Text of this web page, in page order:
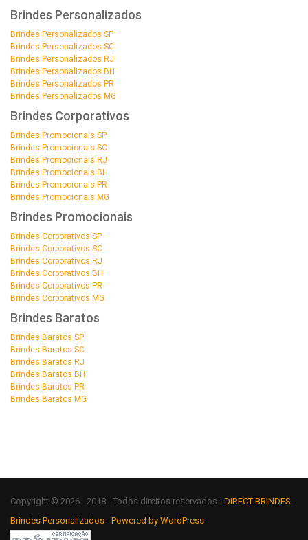
Brindes Personalizados
Brindes Personalizados SP
Brindes Personalizados SC
Brindes Personalizados RJ
Brindes Personalizados BH
Brindes Personalizados PR
Brindes Personalizados MG
Brindes Corporativos
Brindes Promocionais SP
Brindes Promocionais SC
Brindes Promocionais RJ
Brindes Promocionais BH
Brindes Promocionais PR
Brindes Promocionais MG
Brindes Promocionais
Brindes Corporativos SP
Brindes Corporativos SC
Brindes Corporativos RJ
Brindes Corporativos BH
Brindes Corporativos PR
Brindes Corporativos MG
Brindes Baratos
Brindes Baratos SP
Brindes Baratos SC
Brindes Baratos RJ
Brindes Baratos BH
Brindes Baratos PR
Brindes Baratos MG
Copyright © 2026 - 2018 - Todos direitos reservados - DIRECT BRINDES -
Brindes Personalizados - Powered by WordPress